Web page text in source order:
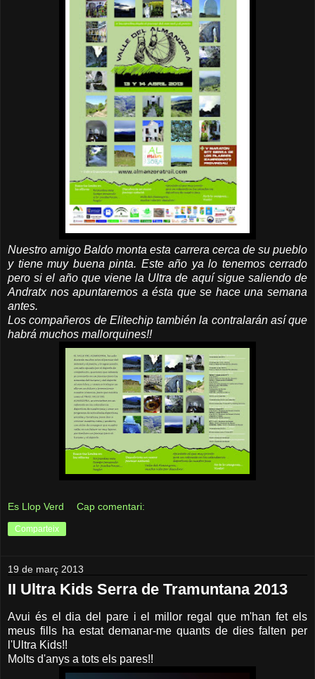
Nuestro amigo Baldo monta esta carrera cerca de su pueblo
y tiene muy buena pinta. Este año ya lo tenemos cerrado
pero si el año que viene la Ultra de aquí sigue saliendo de
Andratx nos apuntaremos a ésta que se hace una semana
antes.
Los compañeros de Elitechip también la contralarán así que
habrá muchos mallorquines!!
Es Llop Verd Cap comentari:
Comparteix
19 de març 2013
II Ultra Kids Serra de Tramuntana 2013
Avui és el dia del pare i el millor regal que m'han fet els
meus fills ha estat demanar-me quants de dies falten per
l'Ultra Kids!!
Molts d'anys a tots els pares!!